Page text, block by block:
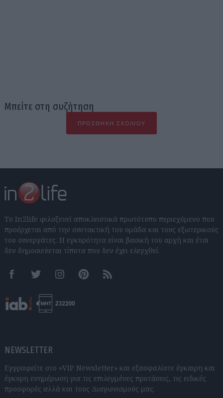
Μπείτε στη συζήτηση
ΠΡΟΣΘΉΚΗ ΣΧΟΛΊΟΥ
Το In2life φιλοξενεί αποκλειστικά πρωτότυπο περιεχόμενο που
προέρχεται από την συντακτική του ομάδα και τους εξωτερικούς
του συνεργάτες. Η εγκυρότητα είναι βασική του αρχή και έτσι
δεν δημοσιεύεται τίποτα που δεν έχει ελεγχθεί.
FacebookTwitter InstagramPinterestRSS feeds
NEWSLETTER
Εγγραφείτε στο «VIP Newsletter» και εξασφαλίστε έγκαιρη και
έγκυρη ενημέρωση για τις επιλεγμένες προτάσεις, τις ειδικές
προσφορές αλλά και τους Διαγωνισμούς μας.